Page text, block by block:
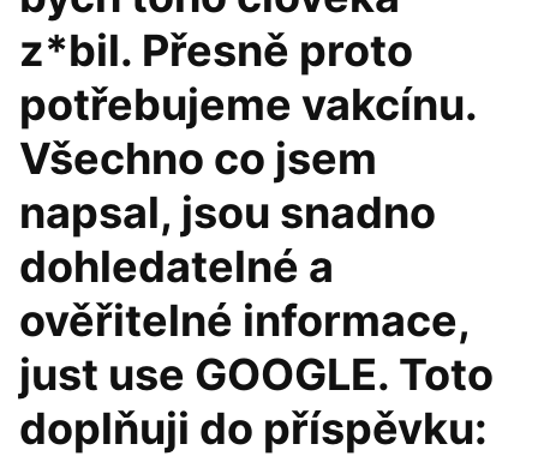
z*bil. Přesně proto
potřebujeme vakcínu.
Všechno co jsem
napsal, jsou snadno
dohledatelné a
ověřitelné informace,
just use GOOGLE. Toto
doplňuji do příspěvku: